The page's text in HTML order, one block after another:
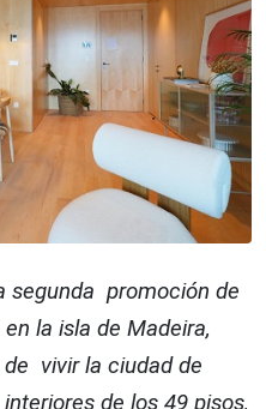
segunda promoción de
la isla de Madeira,
vivir la ciudad de
de los 49 pisos,